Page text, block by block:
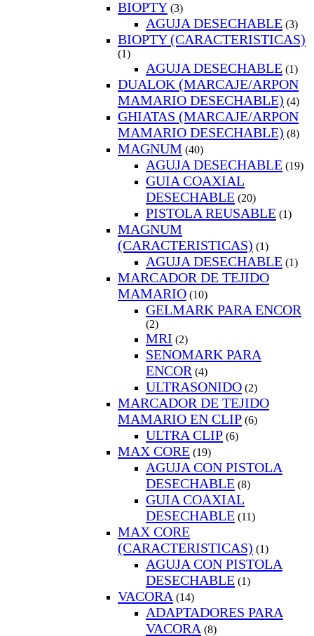
BIOPTY (3)
AGUJA DESECHABLE (3)
BIOPTY (CARACTERISTICAS)
(1)
AGUJA DESECHABLE (1)
DUALOK (MARCAJE/ARPON
MAMARIO DESECHABLE) (4)
GHIATAS (MARCAJE/ARPON
MAMARIO DESECHABLE) (8)
MAGNUM (40)
AGUJA DESECHABLE (19)
GUIA COAXIAL
DESECHABLE (20)
PISTOLA REUSABLE (1)
MAGNUM
(CARACTERISTICAS) (1)
AGUJA DESECHABLE (1)
MARCADOR DE TEJIDO
MAMARIO (10)
GELMARK PARA ENCOR
(2)
MRI (2)
SENOMARK PARA
ENCOR (4)
ULTRASONIDO (2)
MARCADOR DE TEJIDO
MAMARIO EN CLIP (6)
ULTRA CLIP (6)
MAX CORE (19)
AGUJA CON PISTOLA
DESECHABLE (8)
GUIA COAXIAL
DESECHABLE (11)
MAX CORE
(CARACTERISTICAS) (1)
AGUJA CON PISTOLA
DESECHABLE (1)
VACORA (14)
ADAPTADORES PARA
VACORA (8)